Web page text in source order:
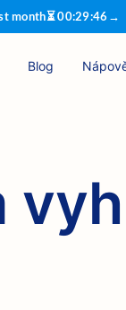
month⏳00:29:46 →
Blog